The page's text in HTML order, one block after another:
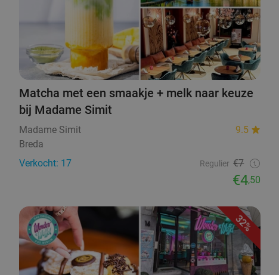
Matcha met een smaakje + melk naar keuze
bij Madame Simit
Madame Simit
9.5
Breda
Verkocht: 17
Regulier €7
€4,50
32%